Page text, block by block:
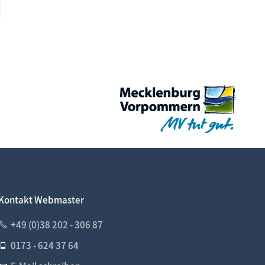
Webmaster
+49 (0)38 202 - 306 87
0173 - 624 37 64